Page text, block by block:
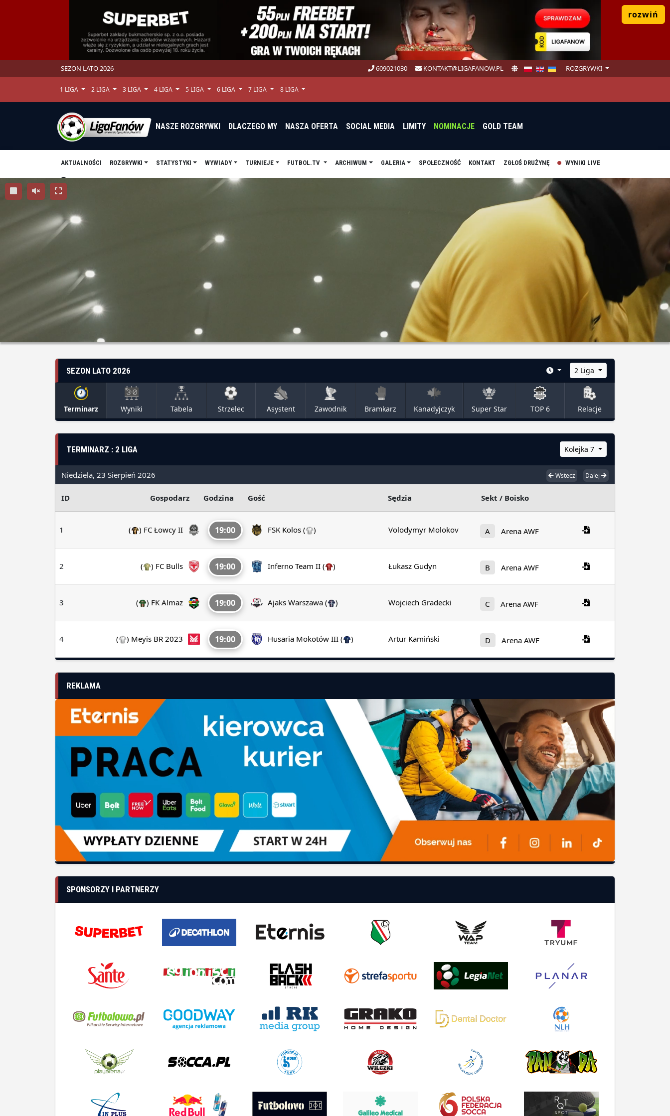
rozwiń
SEZON LATO 2026 609021030 KONTAKT@LIGAFANOW.PL ROZGRYWKI
1 LIGA 2 LIGA 3 LIGA 4 LIGA 5 LIGA 6 LIGA 7 LIGA 8 LIGA
NASZE ROZGRYWKI DLACZEGO MY NASZA OFERTA SOCIAL MEDIA LIMITY NOMINACJE GOLD TEAM
AKTUALNOŚCI ROZGRYWKI STATYSTYKI WYWIADY TURNIEJE FUTBOL.TV ARCHIWUM GALERIA SPOŁECZNOŚĆ KONTAKT ZGŁOŚ DRUŻYNĘ WYNIKI LIVE
SEZON LATO 2026 2 Liga
Terminarz Wyniki Tabela Strzelec Asystent Zawodnik Bramkarz Kanadyjczyk Super Star TOP 6 Relacje
TERMINARZ : 2 LIGA Kolejka 7
Niedziela, 23 Sierpień 2026 Wstecz Dalej
ID Gospodarz Godzina Gość Sędzia Sekt / Boisko
1 ( ) FC Łowcy II 19:00 FSK Kolos ( ) Volodymyr Molokov A Arena AWF
2 ( ) FC Bulls 19:00 Inferno Team II ( ) Łukasz Gudyn B Arena AWF
3 ( ) FK Almaz 19:00 Ajaks Warszawa ( ) Wojciech Gradecki C Arena AWF
4 ( ) Meyis BR 2023 19:00 Husaria Mokotów III ( ) Artur Kamiński D Arena AWF
REKLAMA
SPONSORZY I PARTNERZY